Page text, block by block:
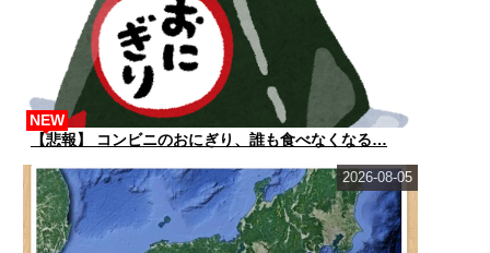
【悲報】 コンビニのおにぎり、誰も食べなくなる…
NEW
2026-08-05